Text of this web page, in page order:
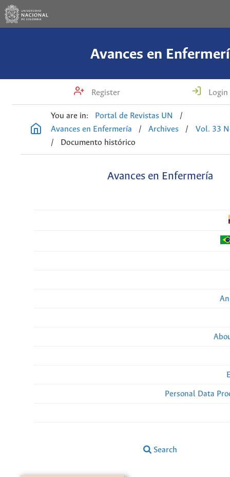
Avances en
Register Login
You are in: Portal de Revistas UN
/
Avances en Enfermería
/ Archives /
Vol. 33
/
Documento histórico
Avances en Enfermería
Personal Data
Search